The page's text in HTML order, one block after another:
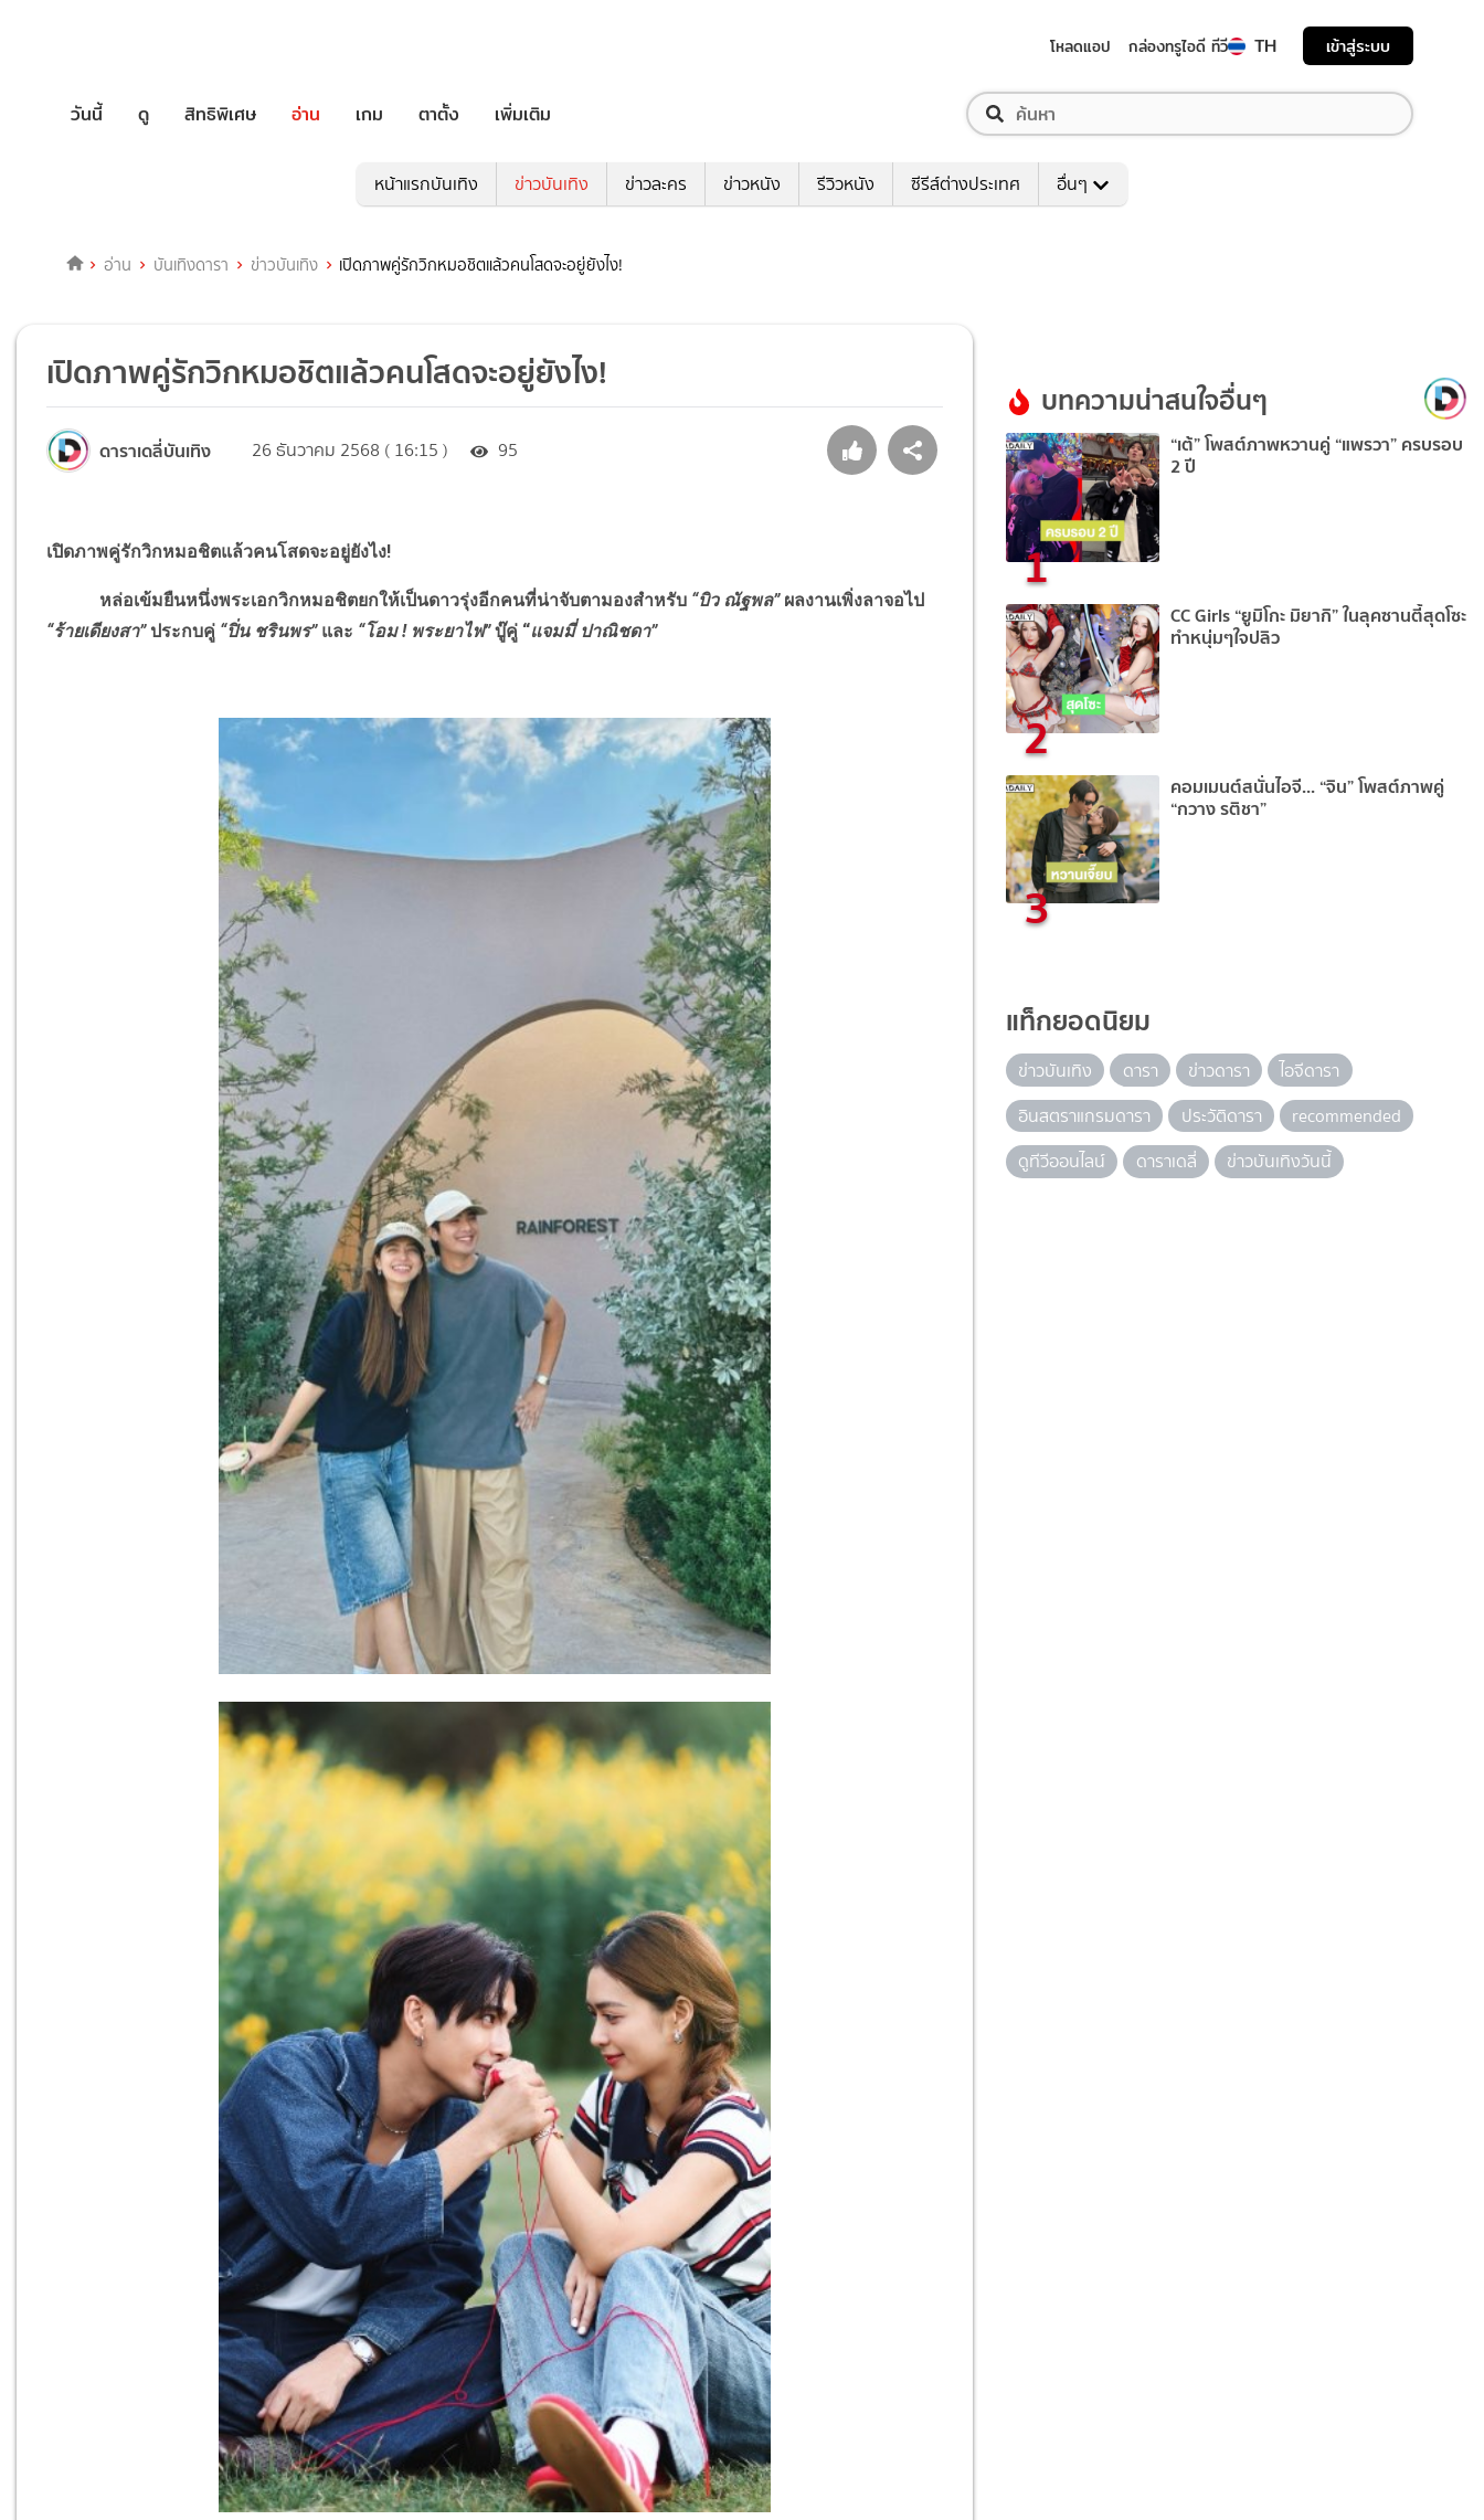
โหลดแอป กล่องทรูไอดี ทีวี TH เข้าสู่ระบบ
วันนี้ ดู สิทธิพิเศษ อ่าน เกม ตาตั้ง เพิ่มเติม
หน้าแรกบันเทิง ข่าวบันเทิง ข่าวละคร ข่าวหนัง รีวิวหนัง ซีรีส์ต่างประเทศ อื่นๆ
อ่าน บันเทิงดารา ข่าวบันเทิง เปิดภาพคู่รักวิกหมอชิตแล้วคนโสดจะอยู่ยังไง!
เปิดภาพคู่รักวิกหมอชิตแล้วคนโสดจะอยู่ยังไง!
ดาราเดลี่บันเทิง 26 ธันวาคม 2568 ( 16:15 ) 95
เปิดภาพคู่รักวิกหมอชิตแล้วคนโสดจะอยู่ยังไง!
หล่อเข้มยืนหนึ่งพระเอกวิกหมอชิตยกให้เป็นดาวรุ่งอีกคนที่น่าจับตามองสำหรับ “บิว ณัฐพล” ผลงานเพิ่งลาจอไป
“ร้ายเดียงสา”ประกบคู่ “ปิ่น ชรินพร”และ “โอม ! พระยาไฟ”บู๊คู่ “แจมมี่ ปาณิชดา”
บทความน่าสนใจอื่นๆ
1
“เต้” โพสต์ภาพหวานคู่ “แพรวา” ครบรอบ
2 ปี
2
CC Girls “ยูมิโกะ มิยากิ” ในลุคซานตี้สุดโซะ
ทำหนุ่มๆใจปลิว
3
คอมเมนต์สนั่นไอจี... “จิน” โพสต์ภาพคู่
“กวาง รติชา”
แท็กยอดนิยม
ข่าวบันเทิง ดารา ข่าวดารา
ไอจีดารา
อินสตราแกรมดารา
ประวัติดารา
recommended
ดูทีวีออนไลน์
ดาราเดลี่ ข่าวบันเทิงวันนี้